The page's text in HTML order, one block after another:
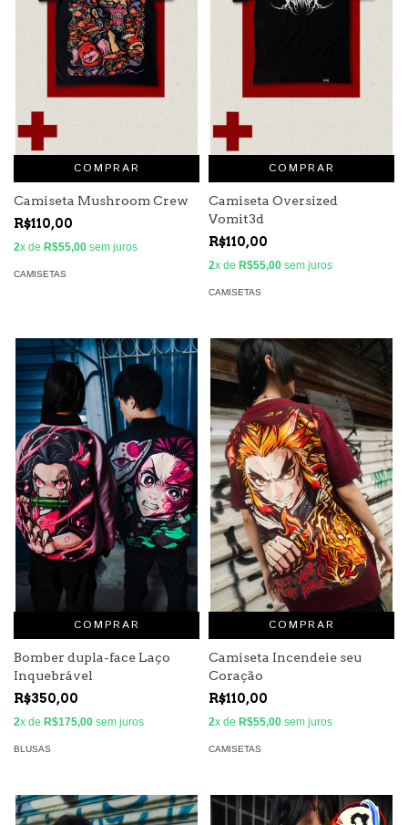
COMPRAR
Camiseta Mushroom Crew
R$110,00
2x de R$55,00 sem juros
CAMISETAS
COMPRAR
Camiseta Oversized
Vomit3d
R$110,00
2x de R$55,00 sem juros
CAMISETAS
COMPRAR
Bomber dupla-face Laço
Inquebrável
R$350,00
2x de R$175,00 sem juros
BLUSAS
COMPRAR
Camiseta Incendeie seu
Coração
R$110,00
2x de R$55,00 sem juros
CAMISETAS